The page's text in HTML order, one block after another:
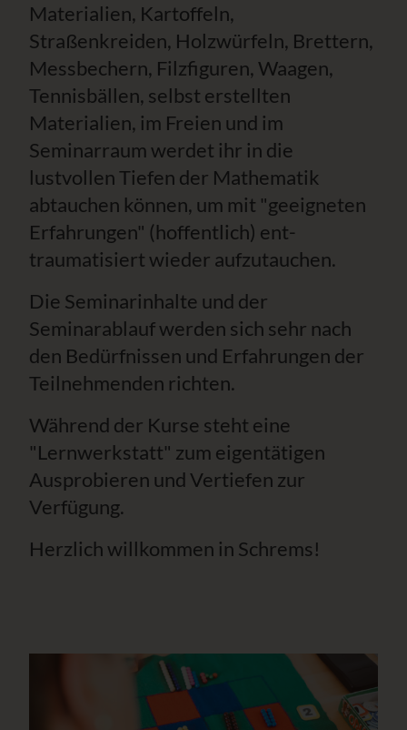
Materialien, Kartoffeln,
Straßenkreiden, Holzwürfeln, Brettern,
Messbechern, Filzfiguren, Waagen,
Tennisbällen, selbst erstellten
Materialien, im Freien und im
Seminarraum werdet ihr in die
lustvollen Tiefen der Mathematik
abtauchen können, um mit "geeigneten
Erfahrungen" (hoffentlich) ent-
traumatisiert wieder aufzutauchen.
Die Seminarinhalte und der
Seminarablauf werden sich sehr nach
den Bedürfnissen und Erfahrungen der
Teilnehmenden richten.
Während der Kurse steht eine
"Lernwerkstatt" zum eigentätigen
Ausprobieren und Vertiefen zur
Verfügung.
Herzlich willkommen in Schrems!